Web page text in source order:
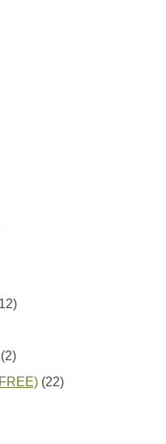
1212
22
proizvoda
2222